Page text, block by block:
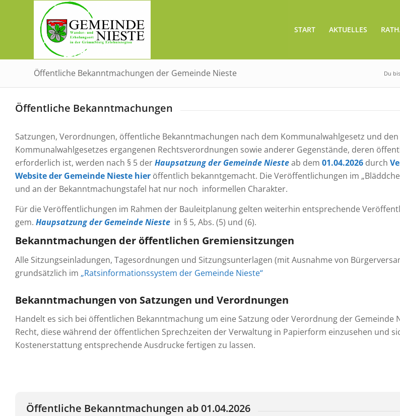
START AKTUELLES
Öffentliche Bekanntmachungen der Gemeinde Nieste Du
Öffentliche Bekanntmachungen
Satzungen, Verordnungen, öffentliche Bekanntmachungen nach dem Kommunalwahlgesetz und
Kommunalwahlgesetzes ergangenen Rechtsverordnungen sowie anderer Gegenstände, deren
erforderlich ist, werden nach § 5 derHaupsatzung der Gemeinde Niesteab dem 01.04.2026 durch
Website der Gemeinde Nieste hier öffentlich bekanntgemacht. Die Veröffentlichungen im
und an der Bekanntmachungstafel hat nur noch informellen Charakter.
Für die Veröffentlichungen im Rahmen der Bauleitplanung gelten weiterhin entsprechende
gem. Haupsatzung der Gemeinde Nieste in § 5, Abs. (5) und (6).
Bekanntmachungen der öffentlichen Gremiensitzungen
Alle Sitzungseinladungen, Tagesordnungen und Sitzungsunterlagen (mit Ausnahme von
grundsätzlich im „Ratsinformationssystem der Gemeinde Nieste“
Bekanntmachungen von Satzungen und Verordnungen
Handelt es sich bei öffentlichen Bekanntmachung um eine Satzung oder Verordnung der Gemeinde
Recht, diese während der öffentlichen Sprechzeiten der Verwaltung in Papierform einzusehen und
Kostenerstattung entsprechende Ausdrucke fertigen zu lassen.
Öffentliche Bekanntmachungen ab 01.04.2026